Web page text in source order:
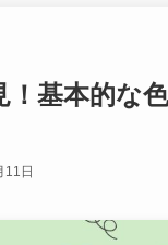
基本的な
11日